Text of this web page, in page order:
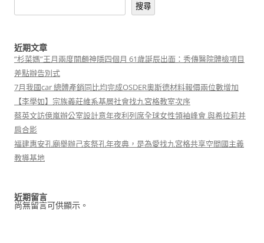
搜尋
近期文章
“杉菜媽”王月兩度開顱神隱四個月 61歲誕辰出面：秀傳醫院體檢項目
差點辦告別式
7月我國car 總體產銷同比均完成OSDER奧斯德材料報價兩位數增加
【李學如】宗族義莊維系基層社會找九宮格教室次序
蔡英文訪億嵐辦公室設計意年夜利列席全球女性領袖峰會 與希拉莉并
肩合影
福建惠安孔廟舉辦己亥祭孔年夜典，是為愛找九宮格共享空間國主義
教導基地
近期留言
尚無留言可供顯示。